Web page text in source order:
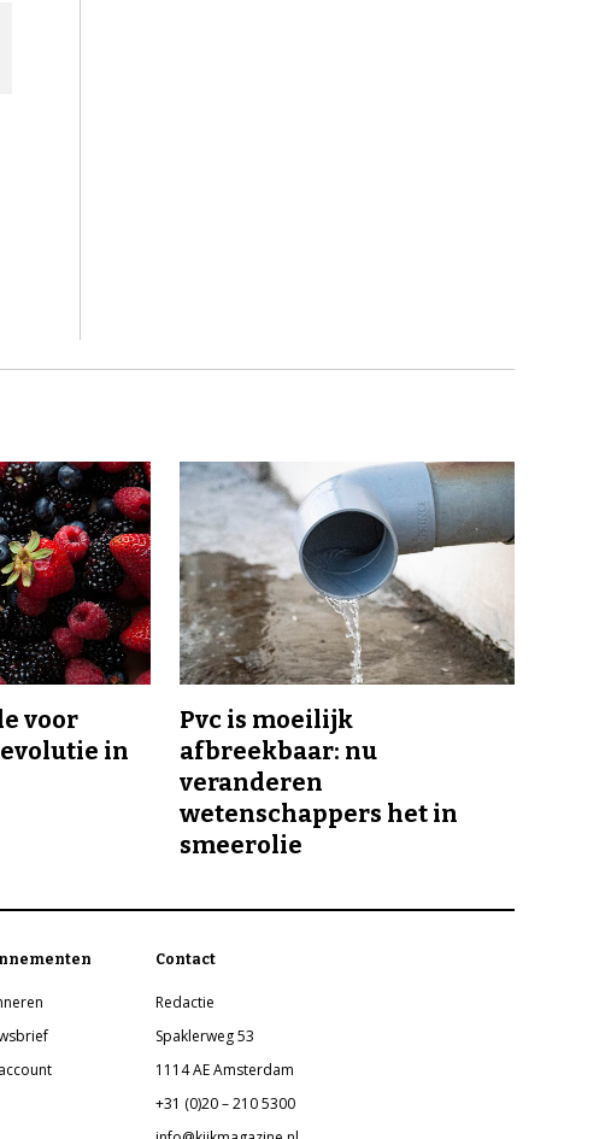
voor
in
Pvc is moeilijk
afbreekbaar: nu
veranderen
wetenschappers het in
smeerolie
Contact
Redactie
Spaklerweg 53
1114 AE Amsterdam
+31 (0)20 – 210 5300